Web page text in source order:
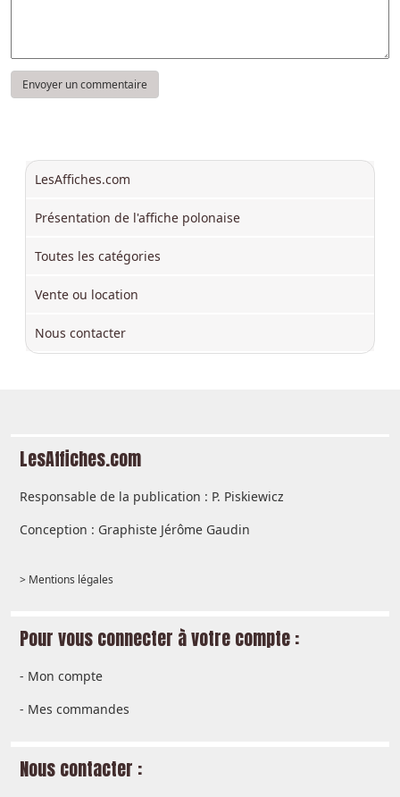
LesAffiches.com
Présentation de l'affiche polonaise
Toutes les catégories
Vente ou location
Nous contacter
LesAffiches.com
Responsable de la publication : P. Piskiewicz
Conception : Graphiste Jérôme Gaudin
> Mentions légales
Pour vous connecter à votre compte :
- Mon compte
- Mes commandes
Nous contacter :